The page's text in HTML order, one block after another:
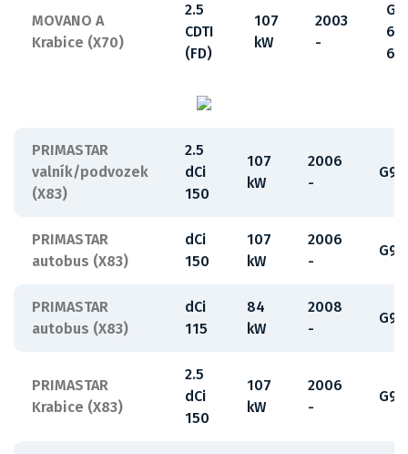
MOVANO A
Krabice (X70)
2.5
CDTI
(FD)
107
kW
2003
-
PRIMASTAR
valník/podvozek
(X83)
2.5
dCi
150
107
kW
2006
-
PRIMASTAR
autobus (X83)
dCi
150
107
kW
2006
-
PRIMASTAR
autobus (X83)
dCi
115
84
kW
2008
-
PRIMASTAR
Krabice (X83)
2.5
dCi
150
107
kW
2006
-